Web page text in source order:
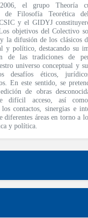
el grupo Theoría
de Filosofía Teorética
y el GIDYJ
objetivos del Colectivo
la difusión de los clásicos
y político, destacando su
de las tradiciones de
universo conceptual y
desafíos éticos,
En este sentido, se
de obras
difícil acceso, así
los contactos, sinergias e
diferentes áreas en torno a
y política.